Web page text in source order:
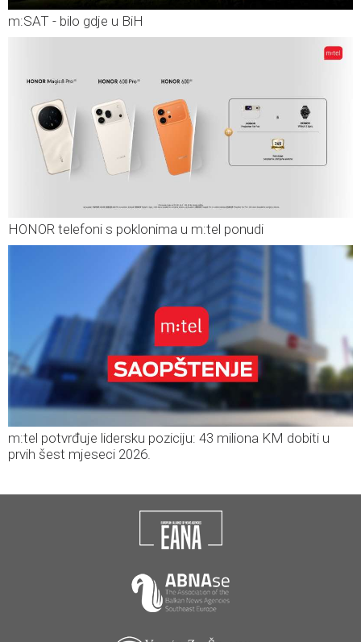
m:SAT - bilo gdje u BiH
HONOR telefoni s poklonima u m:tel ponudi
m:tel potvrđuje lidersku poziciju: 43 miliona KM dobiti u
prvih šest mjeseci 2026.